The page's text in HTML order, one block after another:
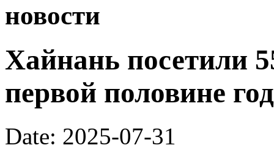
новости
Хайнань посетили
первой половине
Date: 2025-07-31